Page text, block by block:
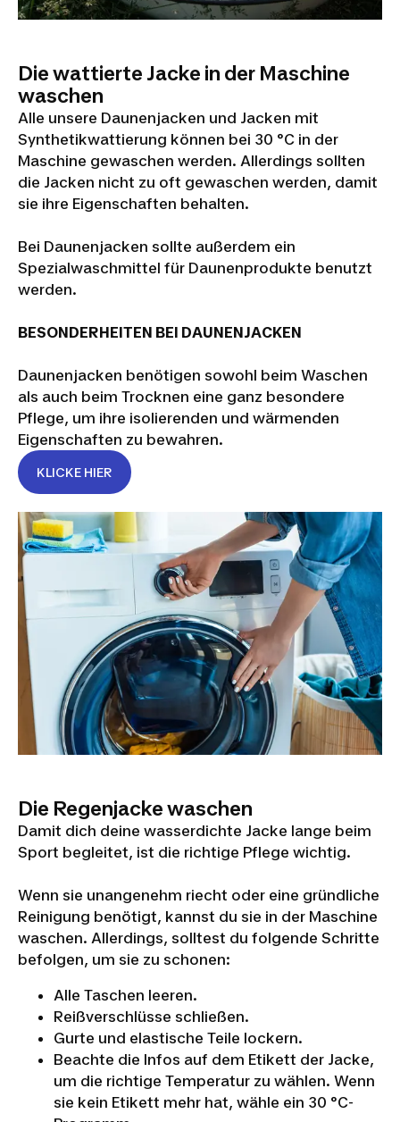
Die wattierte Jacke in der Maschine
waschen
Alle unsere Daunenjacken und Jacken mit
Synthetikwattierung können bei 30 °C in der
Maschine gewaschen werden. Allerdings sollten
die Jacken nicht zu oft gewaschen werden, damit
sie ihre Eigenschaften behalten.
Bei Daunenjacken sollte außerdem ein
Spezialwaschmittel für Daunenprodukte benutzt
werden.
BESONDERHEITEN BEI DAUNENJACKEN
Daunenjacken benötigen sowohl beim Waschen
als auch beim Trocknen eine ganz besondere
Pflege, um ihre isolierenden und wärmenden
Eigenschaften zu bewahren.
KLICKE HIER
Die Regenjacke waschen
Damit dich deine wasserdichte Jacke lange beim
Sport begleitet, ist die richtige Pflege wichtig.
Wenn sie unangenehm riecht oder eine gründliche
Reinigung benötigt, kannst du sie in der Maschine
waschen. Allerdings, solltest du folgende Schritte
befolgen, um sie zu schonen:
Alle Taschen leeren.
Reißverschlüsse schließen.
Gurte und elastische Teile lockern.
Beachte die Infos auf dem Etikett der Jacke,
um die richtige Temperatur zu wählen. Wenn
sie kein Etikett mehr hat, wähle ein 30 °C-